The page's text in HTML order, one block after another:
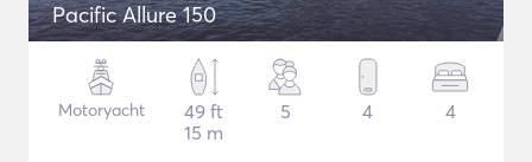
Pacific Allure 150
Motoryacht
49 ft
15 m
5 4 4